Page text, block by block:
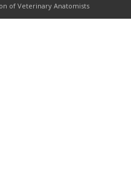
of Veterinary Anatomists